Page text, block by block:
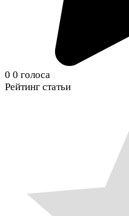
0 0 голоса
Рейтинг статьи